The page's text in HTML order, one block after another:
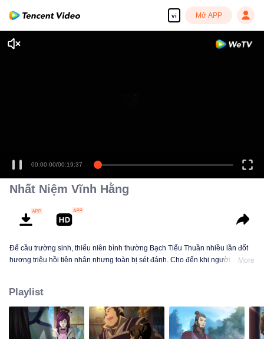
vi Mở APP
00:00:00/00:19:37
Nhất Niệm Vĩnh Hằng
Để cầu trường sinh, thiếu niên bình thường Bạch Tiểu Thuần nhiều lần đốt
hương triệu hồi tiên nhân nhưng toàn bị sét đánh. Cho đến khi người dẫnMore
Playlist